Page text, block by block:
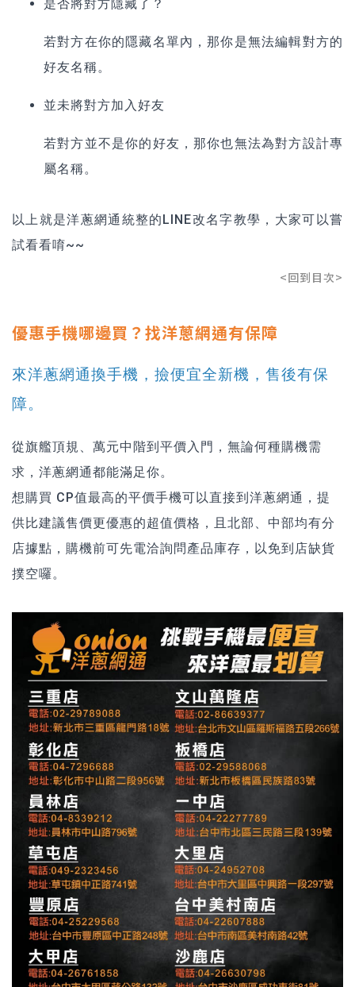
是否將對方隱藏了？
若對方在你的隱藏名單內，那你是無法編輯對方的
好友名稱。
並未將對方加入好友
若對方並不是你的好友，那你也無法為對方設計專
屬名稱。
以上就是洋蔥網通統整的LINE改名字教學，大家可以嘗
試看看唷~~
<回到目次>
優惠手機哪邊買？找洋蔥網通有保障
來洋蔥網通換手機，撿便宜全新機，售後有保
障。
從旗艦頂規、萬元中階到平價入門，無論何種購機需
求，洋蔥網通都能滿足你。
想購買 CP值最高的平價手機可以直接到洋蔥網通，提
供比建議售價更優惠的超值價格，且北部、中部均有分
店據點，購機前可先電洽詢問產品庫存，以免到店缺貨
撲空囉。